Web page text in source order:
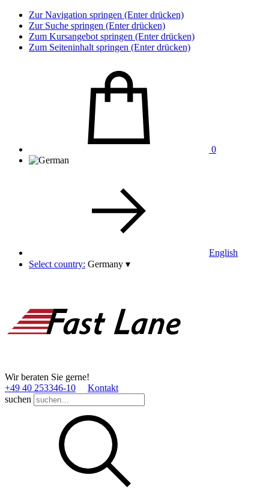
Zur Navigation springen (Enter drücken)
Zur Suche springen (Enter drücken)
Zum Kursangebot springen (Enter drücken)
Zum Seiteninhalt springen (Enter drücken)
0
English
Select country: Germany ▾
Wir beraten Sie gerne!
+49 40 253346­-10
Kontakt
suchen